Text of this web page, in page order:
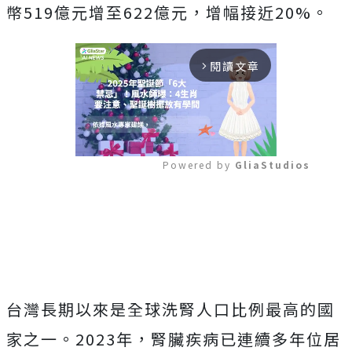
幣519億元增至622億元，增幅接近20%。
arrow_forward_ios 閱讀文章
Powered by GliaStudios
台灣長期以來是全球洗腎人口比例最高的國
家之一。2023年，腎臟疾病已連續多年位居